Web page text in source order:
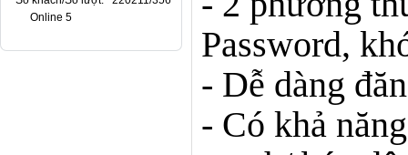
Online 5
Password,
- Dễ dàng
- Có khả